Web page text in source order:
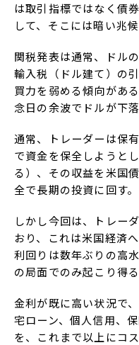
は取引指標ではなく債
して、そこには暗い兆
関税発表は通常、ドル
輸入税（ドル建て）の
買力を弱める傾向があ
念日の余波でドルが下落
通常、トレーダーは保
で資金を保全しようと
る）、その収益を米国
全で長期の投資に回す。
しかし今回は、トレー
おり、これは米国経済
利回りは数年ぶりの高
の局面でのみ起こり得る
金利が既に高い状況で
宅ローン、個人信用、
を、これまで以上にコ